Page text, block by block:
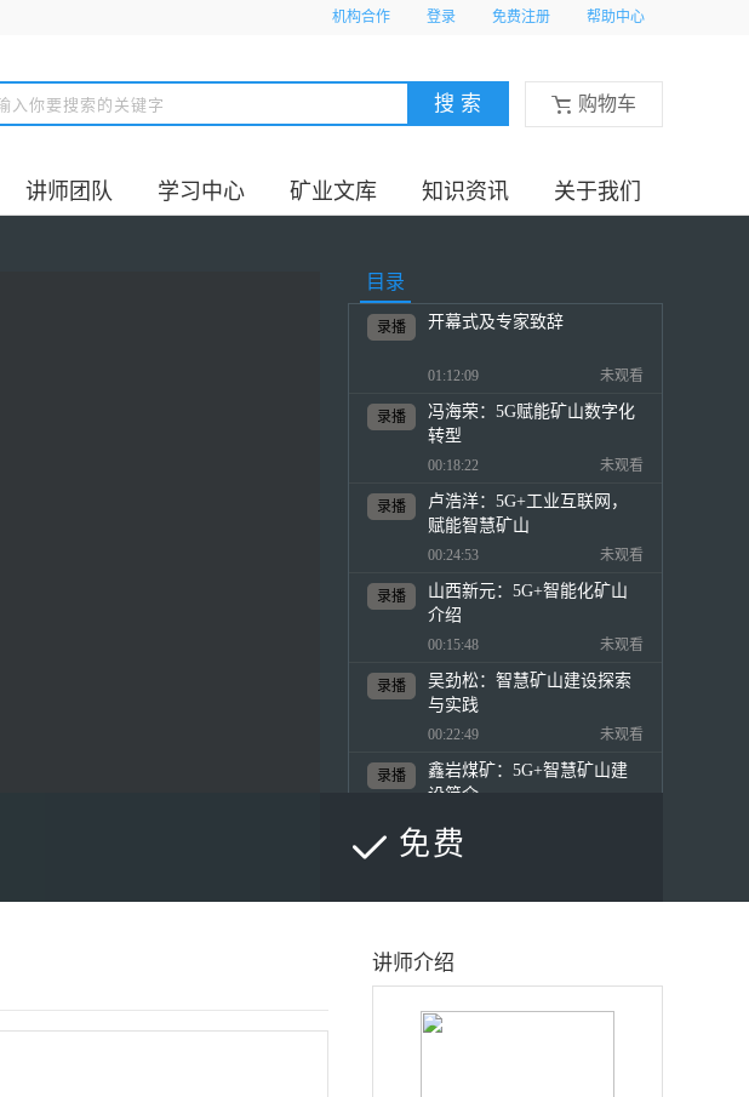
机构合作 登录 免费注册 帮助中心
购物车
讲师团队 学习中心 矿业文库 知识资讯 关于我们
免费
目录
录播 开幕式及专家致辞
01:12:09 未观看
录播
冯海荣：5G赋能矿山数字化
转型
00:18:22 未观看
录播
卢浩洋：5G+工业互联网，
赋能智慧矿山
00:24:53 未观看
录播
山西新元：5G+智能化矿山
介绍
00:15:48 未观看
录播
吴劲松：智慧矿山建设探索
与实践
00:22:49 未观看
录播
鑫岩煤矿：5G+智慧矿山建
设简介
00:45:07
张兴：聚焦创新驱动建设智
录播 神华：智能矿山新基建
讲师介绍